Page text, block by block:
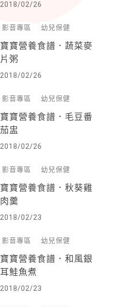
2018/02/26
影音專區 幼兒保健
寶寶營養食譜．蔬菜麥
片粥
2018/02/26
影音專區 幼兒保健
寶寶營養食譜．毛豆番
茄盅
2018/02/26
影音專區 幼兒保健
寶寶營養食譜．秋葵雞
肉羹
2018/02/23
影音專區 幼兒保健
寶寶營養食譜．和風銀
耳鮭魚煮
2018/02/23